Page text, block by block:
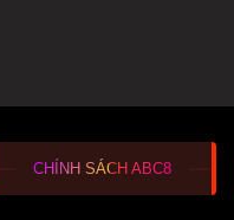
CHÍNH SÁCH ABC8